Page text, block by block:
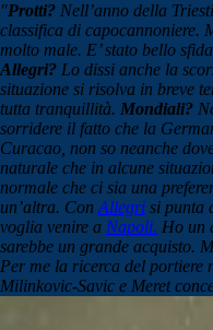
"Protti? Nell’anno della
classifica di capocannoniere.
molto male. E’ stato bello
Allegri? Lo dissi anche la
situazione si risolva in breve
tutta tranquillità. Mondiali?
sorridere il fatto che la
Curacao, non so neanche
naturale che in alcune
normale che ci sia una
un’altra. Con Allegri si punta
voglia venire a Napoli. Ho un
sarebbe un grande acquisto.
Per me la ricerca del portiere
Milinkovic-Savic e Meret